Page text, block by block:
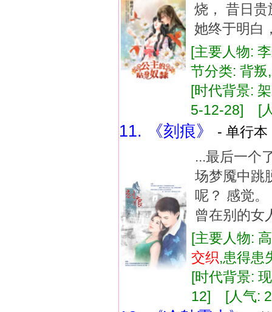
烧， 昔日
她终于明白
[主要人物:
节分类: 背叛,
[时代背景:
5-12-28] [
11. 《刻痕》
- 单行
...最后一个
场梦魇中跳
呢？ 感觉
曾在别的女
[主要人物:
交织,患得
[时代背景:
12] [人气: